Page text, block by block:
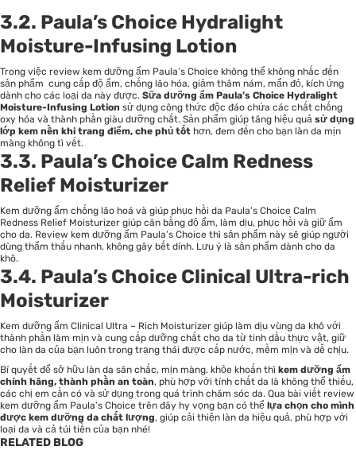
3.2. Paula’s Choice Hydralight
Moisture-Infusing Lotion
Trong việc review kem dưỡng ẩm Paula’s Choice không thể không nhắc đến
sản phẩm cung cấp độ ẩm, chống lão hóa, giảm thâm nám, mẩn đỏ, kích ứng
dành cho các loại da này được. Sữa dưỡng ẩm Paula’s Choice Hydralight
Moisture-Infusing Lotion sử dụng công thức độc đáo chứa các chất chống
oxy hóa và thành phần giàu dưỡng chất. Sản phẩm giúp tăng hiệu quả sử dụng
lớp kem nền khi trang điểm, che phủ tốt hơn, đem đến cho bạn làn da mịn
màng không tì vết.
3.3. Paula’s Choice Calm Redness
Relief Moisturizer
Kem dưỡng ẩm chống lão hoá và giúp phục hồi da Paula’s Choice Calm
Redness Relief Moisturizer giúp cân bằng độ ẩm, làm dịu, phục hồi và giữ ẩm
cho da. Review kem dưỡng ẩm Paula’s Choice thì sản phẩm này sẽ giúp người
dùng thẩm thấu nhanh, không gây bết dính. Lưu ý là sản phẩm dành cho da
khô.
3.4. Paula’s Choice Clinical Ultra-rich
Moisturizer
Kem dưỡng ẩm Clinical Ultra – Rich Moisturizer giúp làm dịu vùng da khô với
thành phần làm mịn và cung cấp dưỡng chất cho da từ tinh dầu thực vật, giữ
cho làn da của bạn luôn trong trạng thái được cấp nước, mềm mịn và dễ chịu.
Bí quyết để sở hữu làn da săn chắc, mịn màng, khỏe khoắn thì kem dưỡng ẩm
chính hãng, thành phần an toàn, phù hợp với tính chất da là không thể thiếu,
các chị em cần có và sử dụng trong quá trình chăm sóc da. Qua bài viết review
kem dưỡng ẩm Paula’s Choice trên đây hy vọng bạn có thể lựa chọn cho mình
được kem dưỡng da chất lượng, giúp cải thiện làn da hiệu quả, phù hợp với
loại da và cả túi tiền của bạn nhé!
RELATED BLOG